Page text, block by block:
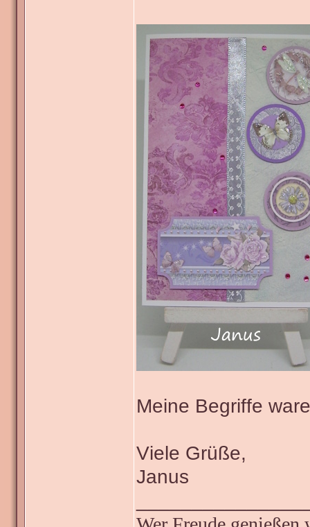
Meine Begriffe
Viele Grüße,
Janus